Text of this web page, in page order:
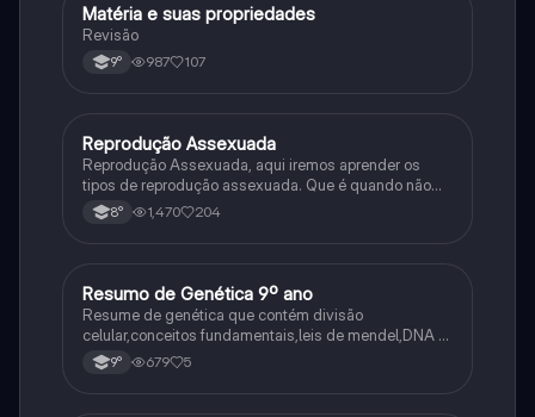
Ciência
Matéria e suas propriedades
Revisão
9° 987 107
Ciência
Reprodução Assexuada
Reprodução Assexuada, aqui iremos aprender os
tipos de reprodução assexuada. Que é quando não
ocorre a fusão de gametas.
8° 1,470 204
Ciência
Resumo de Genética 9º ano
Resume de genética que contém divisão
celular,conceitos fundamentais,leis de mendel,DNA e
RNA9° 679 5